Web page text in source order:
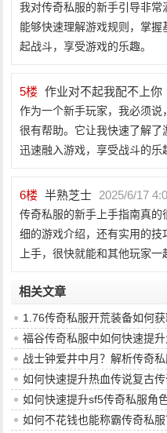
我对传奇私服的新手引导非
能够快速理解游戏规则，掌
起战斗，享受游戏的乐趣。
5楼 作业对不起我配不上你
作为一个新手玩家，我必须
很有帮助。它让我快速了解
迅速融入游戏，享受战斗的乐
6楼 半熟芝士 2025/6/17
传奇私服的新手上手指南真
细的游戏介绍，还有实用的
上手，很快就能和其他玩家一
相关文章
1.76传奇私服开荒装备如何
到？
福谷传奇私服中如何快速提
效率？
战士钟爱井中月？解析传奇
奥秘
如何快速提升热血传说复古
备战力？
如何快速提升sf5传奇私服角
如何不花钱也能称霸传奇私服